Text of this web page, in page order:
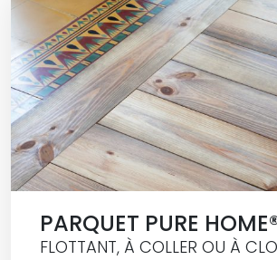
PARQUET PURE
FLOTTANT, À COLLER OU À